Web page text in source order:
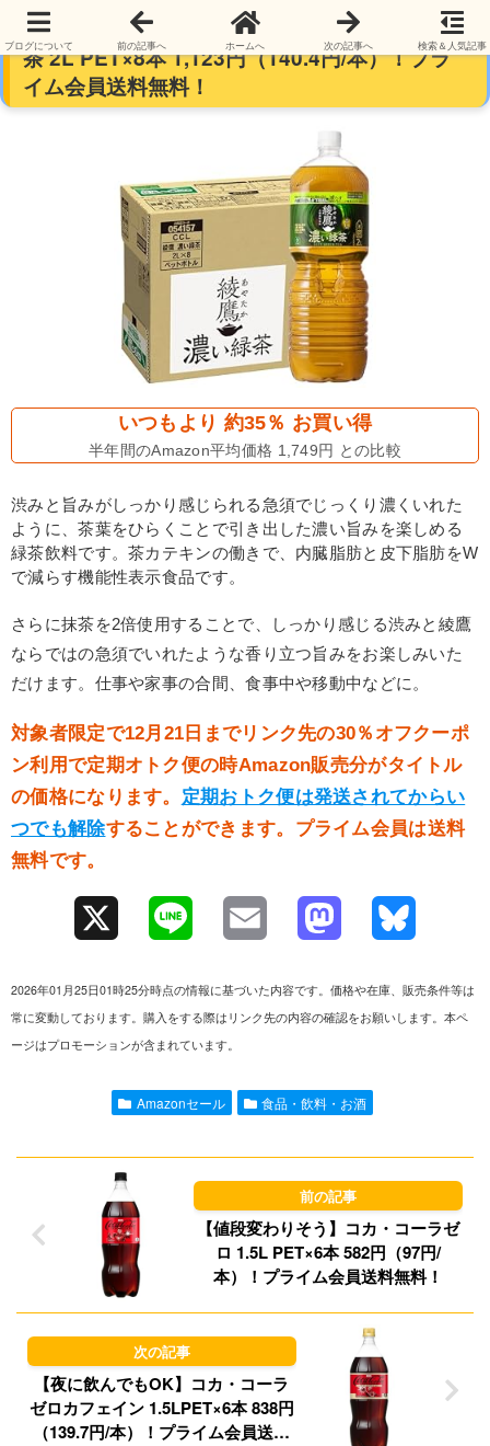
【機能性表示食品】コカ・コーラ 綾鷹 濃い緑
茶 2L PET×8本 1,123円（140.4円/本）！プラ
イム会員送料無料！
いつもより 約35％ お買い得
半年間のAmazon平均価格 1,749円 との比較
渋みと旨みがしっかり感じられる急須でじっくり濃くいれた
ように、茶葉をひらくことで引き出した濃い旨みを楽しめる
緑茶飲料です。茶カテキンの働きで、内臓脂肪と皮下脂肪をW
で減らす機能性表示食品です。
さらに抹茶を2倍使用することで、しっかり感じる渋みと綾鷹
ならではの急須でいれたような香り立つ旨みをお楽しみいた
だけます。仕事や家事の合間、食事中や移動中などに。
対象者限定で12月21日までリンク先の30％オフクーポ
ン利用で定期オトク便の時Amazon販売分がタイトル
の価格になります。 定期おトク便は発送されてからい
つでも解除することができます。プライム会員は送料
無料です。
e
l o
o
n
y
2026年01月25日01時25分時点の情報に基づいた内容です。価格や在庫、販売条件等は
常に変動しております。購入をする際はリンク先の内容の確認をお願いします。本ペ
ージはプロモーションが含まれています。
Amazonセール 食品・飲料・お酒
【値段変わりそう】コカ・コーラゼ
ロ 1.5L PET×6本 582円（97円/
本）！プライム会員送料無料！
【夜に飲んでもOK】コカ・コーラ
ゼロカフェイン 1.5LPET×6本 838円
（139.7円/本）！プライム会員送料
ブログについて 前の記事へ ホームへ 次の記事へ 検索＆人気記事